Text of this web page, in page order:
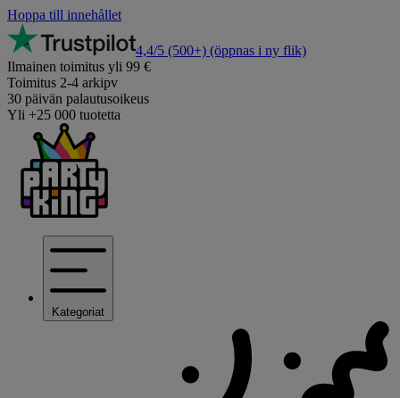
Hoppa till innehållet
4,4/5 (500+) (öppnas i ny flik)
Ilmainen toimitus yli 99 €
Toimitus 2-4 arkipv
30 päivän palautusoikeus
Yli +25 000 tuotetta
Kategoriat